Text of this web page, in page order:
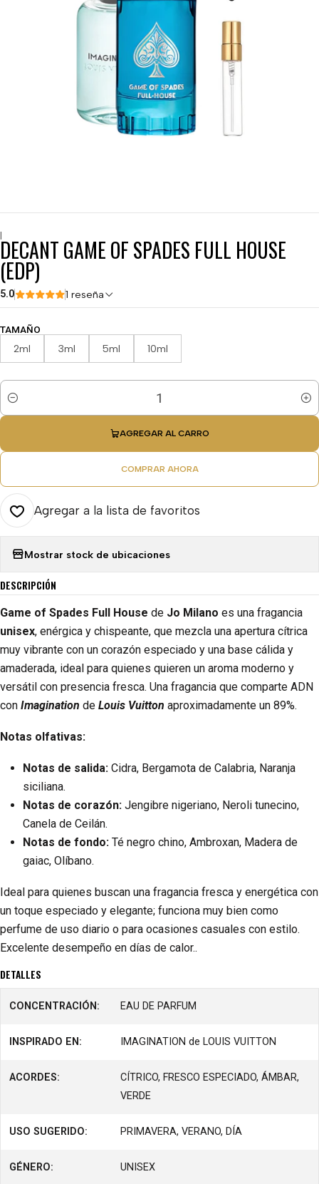
|
DECANT GAME OF SPADES FULL HOUSE
(EDP)
5.0 1 reseña
TAMAÑO
2ml 3ml 5ml 10ml
Cantidad
AGREGAR AL CARRO
COMPRAR AHORA
Agregar a la lista de favoritos
Mostrar stock de ubicaciones
DESCRIPCIÓN
Game of Spades Full House de Jo Milano es una fragancia
unisex, enérgica y chispeante, que mezcla una apertura cítrica
muy vibrante con un corazón especiado y una base cálida y
amaderada, ideal para quienes quieren un aroma moderno y
versátil con presencia fresca. Una fragancia que comparte ADN
con Imagination de Louis Vuitton aproximadamente un 89%.
Notas olfativas:
Notas de salida: Cidra, Bergamota de Calabria, Naranja
siciliana.
Notas de corazón: Jengibre nigeriano, Neroli tunecino,
Canela de Ceilán.
Notas de fondo: Té negro chino, Ambroxan, Madera de
gaiac, Olíbano.
Ideal para quienes buscan una fragancia fresca y energética con
un toque especiado y elegante; funciona muy bien como
perfume de uso diario o para ocasiones casuales con estilo.
Excelente desempeño en días de calor..
DETALLES
CONCENTRACIÓN: EAU DE PARFUM
INSPIRADO EN: IMAGINATION de LOUIS VUITTON
ACORDES:
CÍTRICO, FRESCO ESPECIADO, ÁMBAR,
VERDE
USO SUGERIDO: PRIMAVERA, VERANO, DÍA
GÉNERO: UNISEX